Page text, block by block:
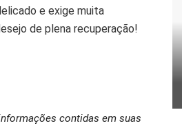
e exige muita
de plena recuperação!
contidas em suas